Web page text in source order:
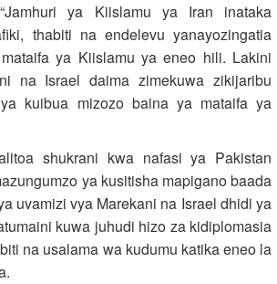
ya Kiislamu ya Iran inataka
thabiti na endelevu yanayozingatia
ya Kiislamu ya eneo hili. Lakini
na Israel daima zimekuwa zikijaribu
kuibua mizozo baina ya mataifa ya
shukrani kwa nafasi ya Pakistan
ya kusitisha mapigano baada
uvamizi vya Marekani na Israel dhidi ya
kuwa juhudi hizo za kidiplomasia
na usalama wa kudumu katika eneo la